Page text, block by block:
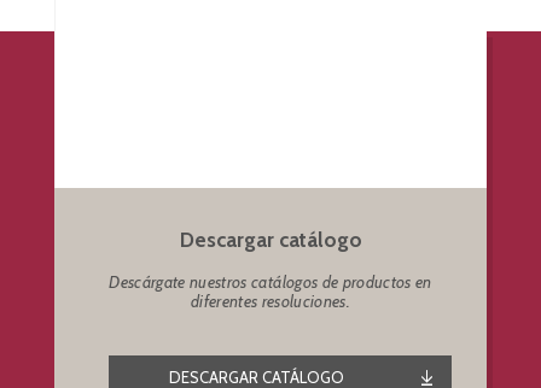
Descargar catálogo
Descárgate nuestros catálogos de productos en
diferentes resoluciones.
DESCARGAR CATÁLOGO